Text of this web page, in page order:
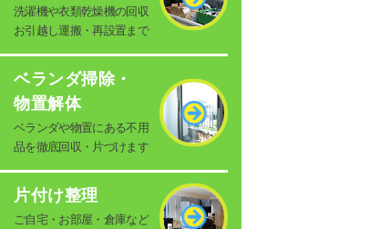
洗濯機や衣類乾燥機の回収
お引越し運搬・再設置まで
ベランダ掃除・
物置解体
ベランダや物置にある不用
品を徹底回収・片づけます
片付け整理
ご自宅・お部屋・倉庫など